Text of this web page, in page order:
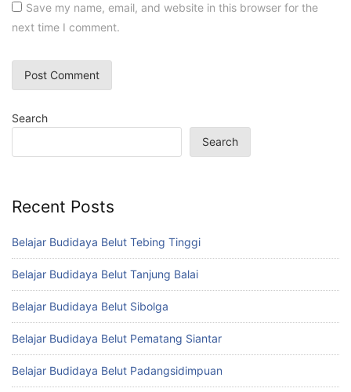
Save my name, email, and website in this browser for the
next time I comment.
Search
Search
Recent Posts
Belajar Budidaya Belut Tebing Tinggi
Belajar Budidaya Belut Tanjung Balai
Belajar Budidaya Belut Sibolga
Belajar Budidaya Belut Pematang Siantar
Belajar Budidaya Belut Padangsidimpuan